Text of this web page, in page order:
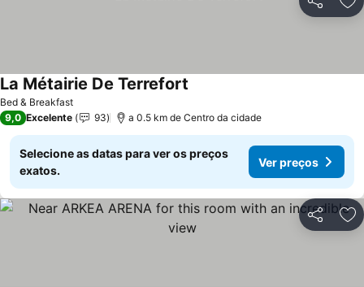
Partilhar
Bed & Breakfast
La Métairie De Terrefort
9,0 Excelente 93 a 0.5 km de Centro da cidade
Selecione as datas para ver os preços
exatos.
Ver preços
Partilhar